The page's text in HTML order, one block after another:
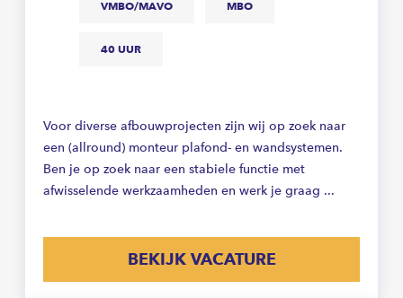
VMBO/MAVO MBO
40 UUR
Voor diverse afbouwprojecten zijn wij op zoek naar
een (allround) monteur plafond- en wandsystemen.
Ben je op zoek naar een stabiele functie met
afwisselende werkzaamheden en werk je graag ...
BEKIJK VACATURE